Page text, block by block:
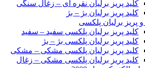
کلید پریز برلیان نقره ای – زغال سنگی
کلید پریز برلیان بژ – بژ
و پریز برلیان پلکسی
کلید پریز برلیان پلکسی سفید – سفید
کلید پریز برلیان پلکسی بژ – بژ
کلید پریز برلیان پلکسی مشکی – مشکی
کلید پریز برلیان پلکسی مشکی – زغال